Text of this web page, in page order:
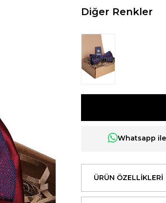
Diğer Renkler
Tükendi
Whatsapp
ÜRÜN ÖZELLIKLERI